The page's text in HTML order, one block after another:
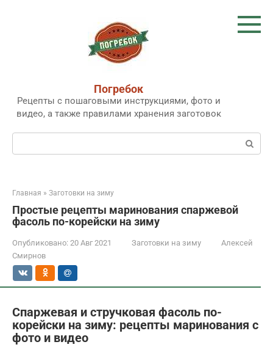
Погребок
Рецепты с пошаговыми инструкциями, фото и
видео, а также правилами хранения заготовок
Поиск:
Главная » Заготовки на зиму
Простые рецепты маринования спаржевой
фасоль по-корейски на зиму
Опубликовано: 20 Авг 2021 Заготовки на зиму
Алексей
Смирнов
Спаржевая и стручковая фасоль по-
корейски на зиму: рецепты маринования с
фото и видео